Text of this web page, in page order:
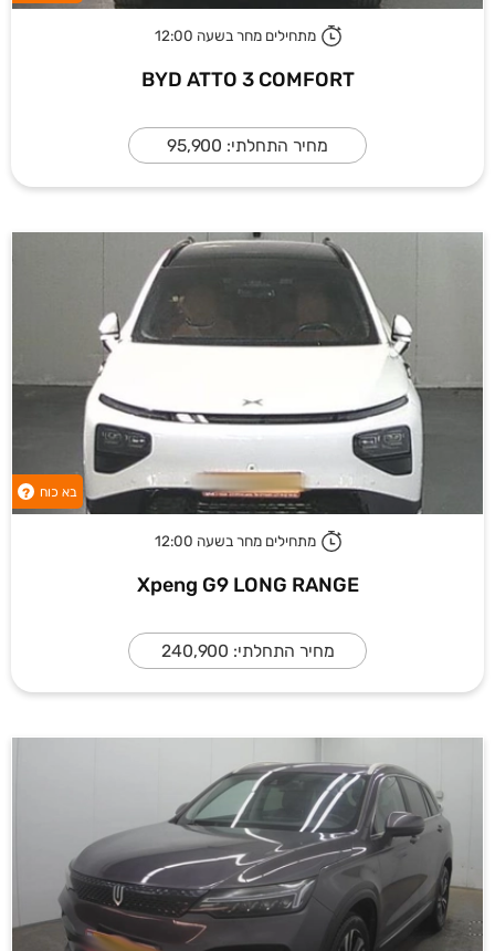
מתחילים מחר בשעה 12:00
BYD ATTO 3 COMFORT
מחיר התחלתי: 95,900
בא כוח ?
מתחילים מחר בשעה 12:00
Xpeng G9 LONG RANGE
מחיר התחלתי: 240,900